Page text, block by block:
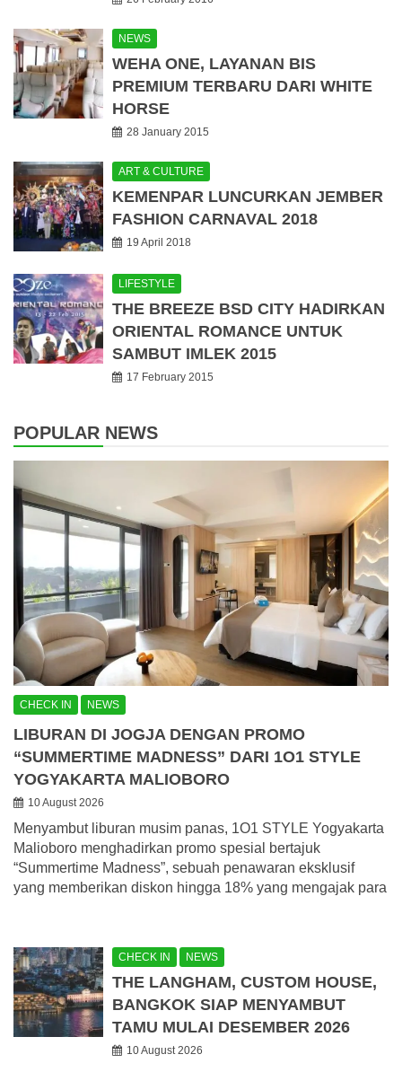
NEWS
WEHA ONE, LAYANAN BIS
PREMIUM TERBARU DARI WHITE
HORSE
28 January 2015
ART & CULTURE
KEMENPAR LUNCURKAN JEMBER
FASHION CARNAVAL 2018
19 April 2018
LIFESTYLE
THE BREEZE BSD CITY HADIRKAN
ORIENTAL ROMANCE UNTUK
SAMBUT IMLEK 2015
17 February 2015
POPULAR NEWS
CHECK IN NEWS
LIBURAN DI JOGJA DENGAN PROMO
“SUMMERTIME MADNESS” DARI 1O1 STYLE
YOGYAKARTA MALIOBORO
10 August 2026
Menyambut liburan musim panas, 1O1 STYLE Yogyakarta
Malioboro menghadirkan promo spesial bertajuk
“Summertime Madness”, sebuah penawaran eksklusif
yang memberikan diskon hingga 18% yang mengajak para
CHECK IN NEWS
THE LANGHAM, CUSTOM HOUSE,
BANGKOK SIAP MENYAMBUT
TAMU MULAI DESEMBER 2026
10 August 2026